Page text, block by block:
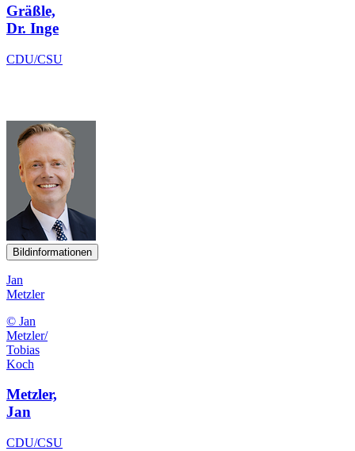
Gräßle,
Dr. Inge
CDU/CSU
Bildinformationen
Jan
Metzler
© Jan
Metzler/
Tobias
Koch
Metzler,
Jan
CDU/CSU